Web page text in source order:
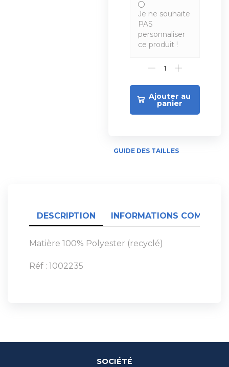
Je ne souhaite
PAS
personnaliser
ce produit !
Ajouter au
panier
GUIDE DES TAILLES
DESCRIPTION INFORMATIONS
Matière 100% Polyester (recyclé)
Réf : 1002235
SOCIÉTÉ